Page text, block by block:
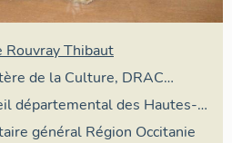
Rouvray Thibaut
de la Culture, DRAC
départemental des Hautes-
général Région Occitanie